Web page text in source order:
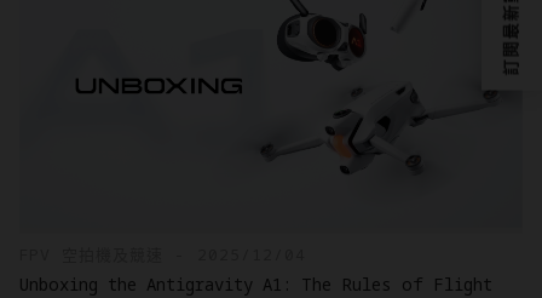
Unboxing the Antigravity A1: The Rules of Flight